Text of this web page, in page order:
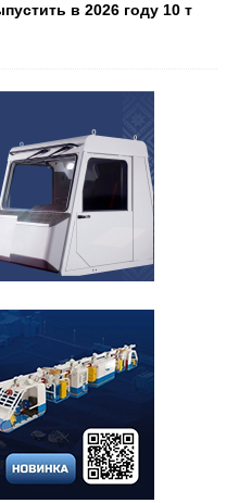
в 2026 году 10 т